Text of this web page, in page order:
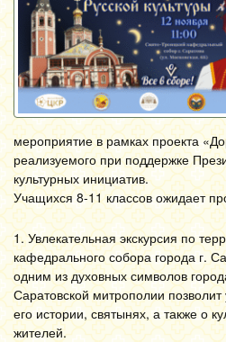
мероприятие в рамках проекта
реализуемого при поддержке
культурных инициатив.
Учащихся 8-11 классов ожидает
1. Увлекательная экскурсия по
кафедрального собора города г.
одним из духовных символов
Саратовской митрополии
его истории, святынях, а также о
жителей.